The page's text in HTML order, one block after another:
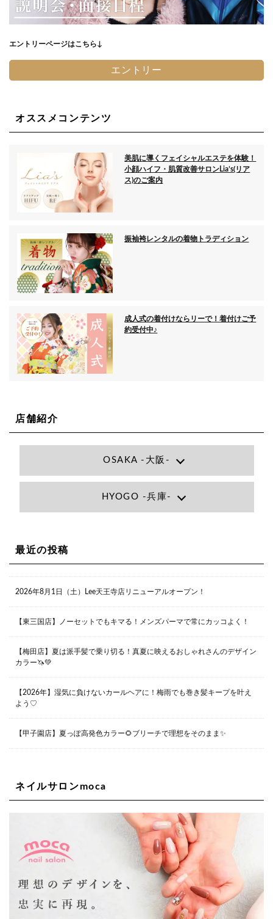
エントリーページはこちら↓
エントリー
オススメコンテンツ
美肌に導くフェイシャルエステを体験！
小顔ハイフ・肌質改善サロンLia’s(リア
ス)のご案内
振袖袴レンタルの着物トラディション
成人式の着付けならリーで！着付けご予
約受付中♪
店舗紹介
OSAKA -大阪-
大阪府大阪市北区小松原町1-27梅田エビスビル7F
Lee京橋店
大阪府大阪市都島区東野田町２丁目９－２３ 晃進ビル2F
ビル1F
Lee四ツ橋店
ｓａｎｔビルＢ１Ｆ
06-6537-9791
Lee上新庄Vita店
大阪市東淀川区瑞光1-4-1 カサデルドイ 2F
06-6195-3667
HYOGO -兵庫-
兵庫県西宮市甲子園九番町1-2 フラットライフワーク1F
最近の投稿
2026年8月1日（土）Lee天王寺店リニューアルオープン！
【東三国店】ノーセットでもキマる！メンズパーマで常にカッコよく！
【梅田店】夏は派手髪で乗り切る！真夏に映えるおしゃれさんのデザイン
カラー🦄💚
【2026年】湿気に負けないカールヘアに！梅雨でも巻き髪キープを叶え
よう♡
【甲子園店】夏っぽ高発色カラー🌻ブリーチで理想をそのまま✨
ネイルサロンmoca